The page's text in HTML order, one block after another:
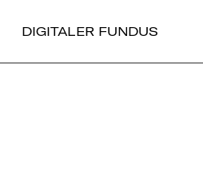
DIGITALER FUNDUS